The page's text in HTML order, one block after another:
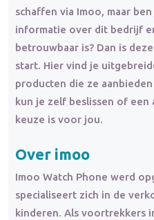
schaffen via Imoo, maar
informatie over dit bedrijf
betrouwbaar is? Dan is
start. Hier vind je
producten die ze
kun je zelf beslissen of
keuze is voor jou.
Over imoo
Imoo Watch Phone werd
specialiseert zich in de
kinderen. Als voortrekkers